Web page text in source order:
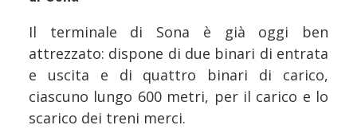
Il terminale di Sona è già oggi ben
attrezzato: dispone di due binari di entrata
e uscita e di quattro binari di carico,
ciascuno lungo 600 metri, per il carico e lo
scarico dei treni merci.